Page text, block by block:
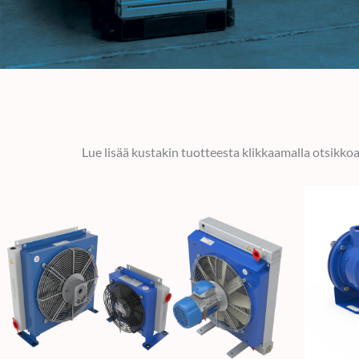
Lue lisää kustakin tuotteesta klikkaamalla